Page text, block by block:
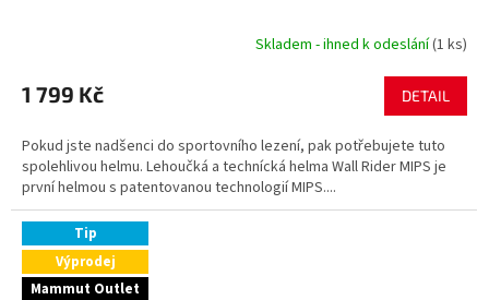
Skladem - ihned k odeslání(1 ks)
1 799 Kč DETAIL
Pokud jste nadšenci do sportovního lezení, pak potřebujete tuto
spolehlivou helmu. Lehoučká a technícká helma Wall Rider MIPS je
první helmou s patentovanou technologií MIPS....
Tip
Výprodej
Mammut Outlet